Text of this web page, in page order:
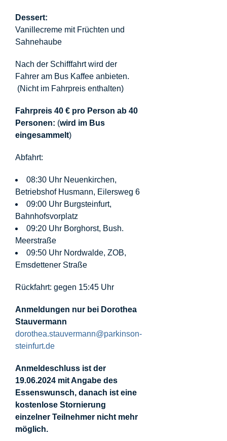
Dessert:
Vanillecreme mit Früchten und
Sahnehaube
Nach der Schifffahrt wird der
Fahrer am Bus Kaffee anbieten.
(Nicht im Fahrpreis enthalten)
Fahrpreis 40 € pro Person ab 40
Personen: (wird im Bus
eingesammelt)
Abfahrt:
08:30 Uhr Neuenkirchen,
Betriebshof Husmann, Eilersweg 6
09:00 Uhr Burgsteinfurt,
Bahnhofsvorplatz
09:20 Uhr Borghorst, Bush.
Meerstraße
09:50 Uhr Nordwalde, ZOB,
Emsdettener Straße
Rückfahrt: gegen 15:45 Uhr
Anmeldungen nur bei Dorothea
Stauvermann
dorothea.stauvermann@parkinson-
steinfurt.de
Anmeldeschluss ist der
19.06.2024 mit Angabe des
Essenswunsch, danach ist eine
kostenlose Stornierung
einzelner Teilnehmer nicht mehr
möglich.